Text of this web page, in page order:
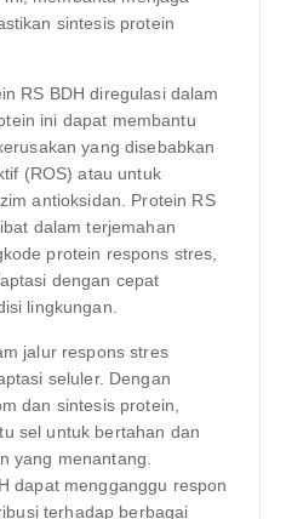
sintesis protein
RS BDH diregulasi dalam
ini dapat membantu
yang disebabkan
(ROS) atau untuk
antioksidan. Protein RS
dalam terjemahan
protein respons stres,
dengan cepat
lingkungan.
jalur respons stres
seluler. Dengan
dan sintesis protein,
sel untuk bertahan dan
yang menantang.
dapat mengganggu respon
terhadap berbagai